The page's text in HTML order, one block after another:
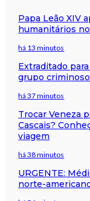
Papa Leão XIV
humanitários
há 13 minutos
Extraditado
grupo
há 37 minutos
Trocar Veneza
Cascais?
viagem
há 38 minutos
URGENTE:
norte-